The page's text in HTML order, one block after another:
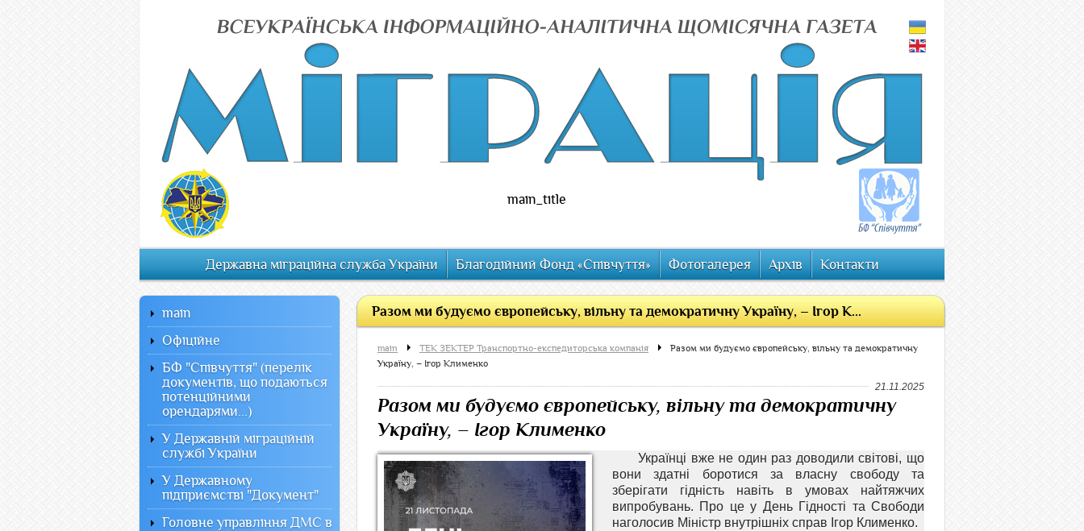
main_title
Державна міграційна служба України Благодійний Фонд «Співчуття» Фотогалерея Архів Контакти
Разом ми будуємо європейську, вільну та демократичну Україну, – Ігор К...
main ТЕК ЗЕКТЕР Транспортно-експедиторська компанія
Разом ми будуємо європейську, вільну та демократичну
Україну, – Ігор Клименко
21.11.2025
Разом ми будуємо європейську, вільну та демократичну
Україну, – Ігор Клименко
Українці вже не один раз доводили світові, що
вони здатні боротися за власну свободу та
зберігати гідність навіть в умовах найтяжчих
випробувань. Про це у День Гідності та Свободи
наголосив Міністр внутрішніх справ Ігор Клименко.
main
Офiцiйне
БФ "Співчуття" (перелік
документів, що подаються
потенційними
орендарями...)
У Державній міграційній
службі України
У Державному
підприємстві "Документ"
Головне управління ДМС в